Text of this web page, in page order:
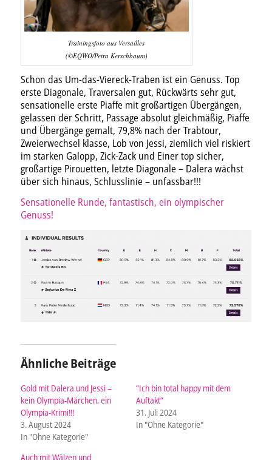
Trainingsfoto aus Versailles
(©EQWO/Petra Kerschbaum)
Schon das Um-das-Viereck-Traben ist ein Genuss. Top
erste Diagonale, Traversalen gut, Rückwärts sehr gut,
sensationelle erste Piaffe mit großartigen Übergängen,
gelassen der Schritt, Passage absolut gleichmäßig, Piaffe
und Übergänge gemalt, 79,8% nach der Trabtour,
Zweierwechsel klasse, Lob von Jessi, ziemlich viel riskiert
im starken Galopp, Zick-Zack und Einer top sicher,
großartige Pirouetten, letzte Diagonale – Dalera wächst
über sich hinaus, Schlusslinie – unfassbar!!!
Sensationelle Runde, fantastisch, ein olympischer
Genuss!
Ähnliche Beiträge
Gold mit Dalera und Jessi –
kein Olympia-Märchen, ein
Olympia-Krimi!!!
3. August 2024
In "Ohne Kategorie"
“Ich bin total happy mit dem
Auftakt”
31. Juli 2024
In "Ohne Kategorie"
Auch mit Wälzen und